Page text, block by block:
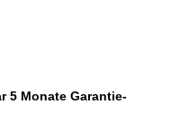
5 Monate Garantie-